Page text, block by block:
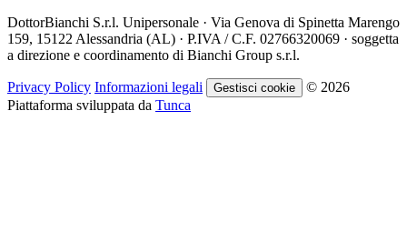
DottorBianchi S.r.l. Unipersonale · Via Genova di Spinetta Marengo
159, 15122 Alessandria (AL) · P.IVA / C.F. 02766320069 · soggetta
a direzione e coordinamento di Bianchi Group s.r.l.
Privacy Policy Informazioni legali Gestisci cookie
© 2026
Piattaforma sviluppata da Tunca